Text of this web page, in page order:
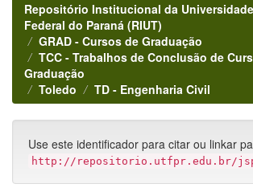
Repositório Institucional da
Federal do Paraná (RIUT)
GRAD - Cursos de Graduação
TCC - Trabalhos de Conclusão de
Graduação
Toledo
TD - Engenharia Civil
Use este identificador para citar ou linkar
http://repositorio.utfpr.edu.br/